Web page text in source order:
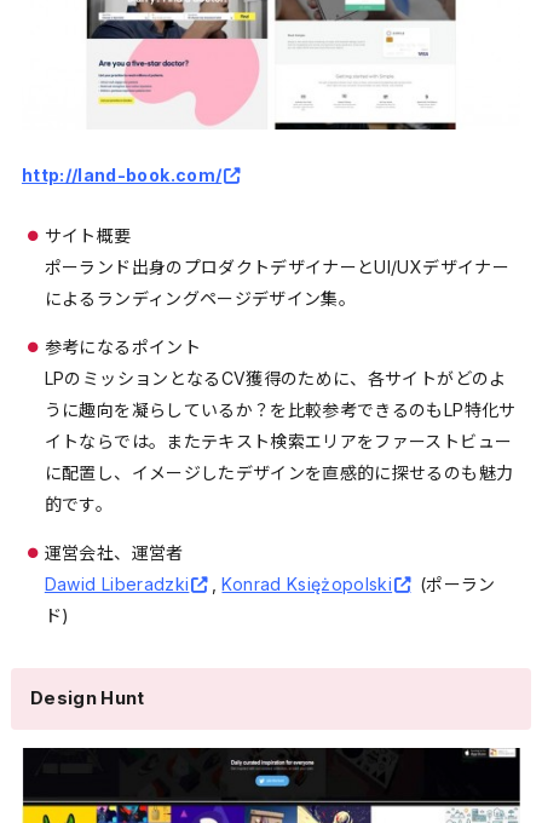
http://land-book.com/
サイト概要
ポーランド出身のプロダクトデザイナーとUI/UXデザイナー
によるランディングページデザイン集。
参考になるポイント
LPのミッションとなるCV獲得のために、各サイトがどのよ
うに趣向を凝らしているか？を比較参考できるのもLP特化サ
イトならでは。またテキスト検索エリアをファーストビュー
に配置し、イメージしたデザインを直感的に探せるのも魅力
的です。
運営会社、運営者
Dawid Liberadzki
,Konrad Księżopolski
(ポーラン
ド)
Design Hunt